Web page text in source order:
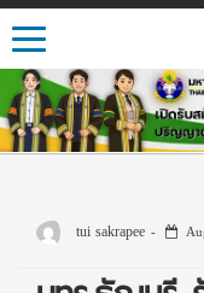
Toggle navigation
tui sakrapee